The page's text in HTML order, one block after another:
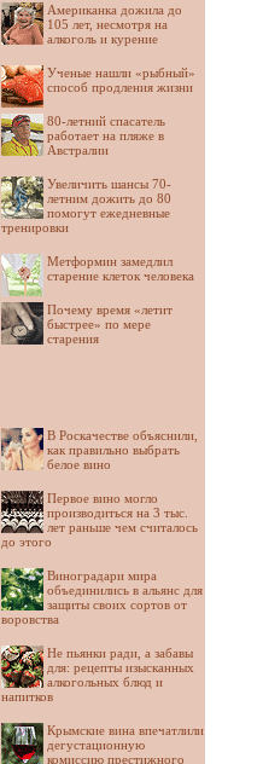
Американка дожила до
105 лет, несмотря на
алкоголь и курение
Ученые нашли «рыбный»
способ продления жизни
80-летний спасатель
работает на пляже в
Австралии
Увеличить шансы 70-
летним дожить до 80
помогут ежедневные
тренировки
Метформин замедлил
старение клеток человека
Почему время «летит
быстрее» по мере
старения
В Роскачестве объяснили,
как правильно выбрать
белое вино
Первое вино могло
производиться на 3 тыс.
лет раньше чем считалось
до этого
Виноградари мира
объединились в альянс для
защиты своих сортов от
воровства
Не пьянки ради, а забавы
для: рецепты изысканных
алкогольных блюд и
напитков
Крымские вина впечатлили
дегустационную
комиссию престижного